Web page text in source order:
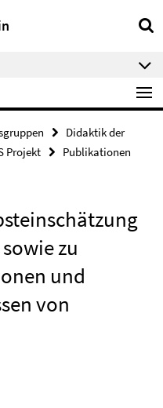
Didaktik der
Projekt
Publikationen
zu
und
von